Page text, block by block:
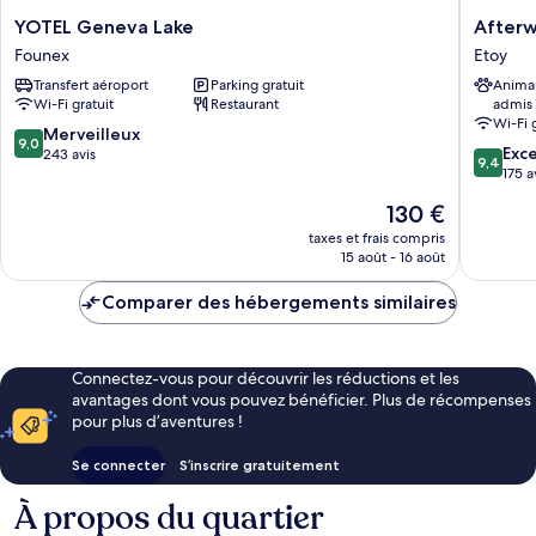
Bossey)
YOTEL
Geneva
Lake
Founex
YOTEL Geneva Lake
Founex
Transfert aéroport
Parking gratuit
Wi-Fi gratuit
Restaurant
9.0
sur
9,0 Merveilleux
243 avis
Le
nouveau
prix
de
130 €
taxes et frais compris
15 août - 16 août
Hotel
Etoy
Etoy
admis
Wi-Fi
9.4
sur
9,4
175
Comparer des hébergements similaires
Connectez-vous pour découvrir les réductions et les
avantages dont vous pouvez bénéficier. Plus de récompenses
pour plus d’aventures !
Se connecter S’inscrire gratuitement
À propos du quartier